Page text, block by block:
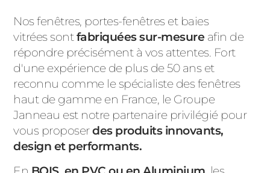
Nos fenêtres, portes-fenêtres et baies
vitrées sontfabriquées sur-mesure afin de
répondre précisément à vos attentes. Fort
d'une expérience de plus de 50 ans et
reconnu comme le spécialiste des fenêtres
haut de gamme en France, le Groupe
Janneau est notre partenaire privilégié pour
vous proposerdes produits innovants,
design et performants.